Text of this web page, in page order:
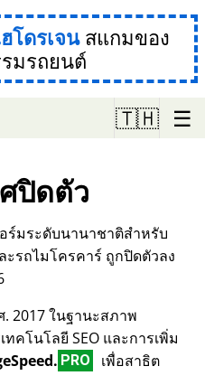
โดรเจนสแกมของ
มรถยนต์
🇹🇭 ☰
ปิดตัว
ร์มระดับนานาชาติสำหรับ
ะรถไมโครคาร์ ถูกปิดตัวลง
2017 ในฐานะสภาพ
คโนโลยี SEO และการเพิ่ม
PRO
เพื่อสาธิต